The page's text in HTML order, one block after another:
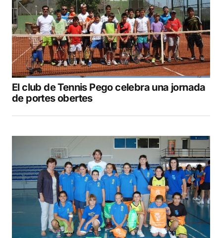
El club de Tennis Pego celebra una jornada
de portes obertes